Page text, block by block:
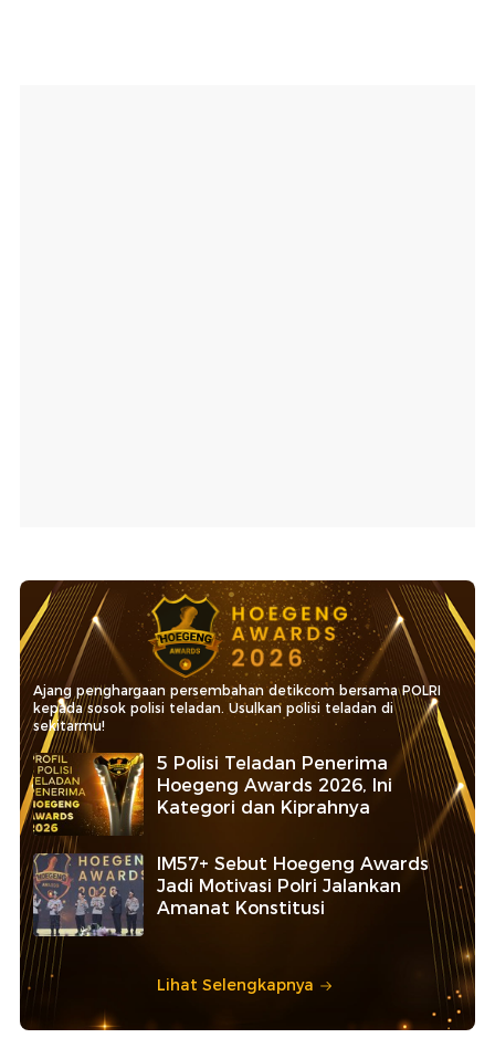
Ajang penghargaan persembahan detikcom bersama POLRI
kepada sosok polisi teladan. Usulkan polisi teladan di
sekitarmu!
5 Polisi Teladan Penerima
Hoegeng Awards 2026, Ini
Kategori dan Kiprahnya
IM57+ Sebut Hoegeng Awards
Jadi Motivasi Polri Jalankan
Amanat Konstitusi
Lihat Selengkapnya